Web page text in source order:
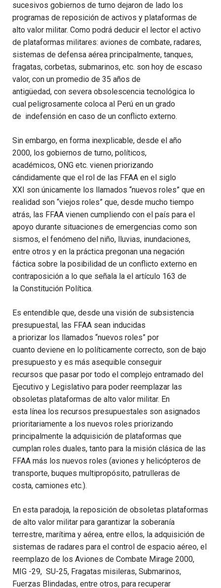
sucesivos gobiernos de turno dejaron de lado los
programas de reposición de activos y plataformas de
alto valor militar. Como podrá deducir el lector el activo
de plataformas militares: aviones de combate, radares,
sistemas de defensa aérea principalmente, tanques,
fragatas, corbetas, submarinos, etc. son hoy de escaso
valor, con un promedio de 35 años de
antigüedad, con severa obsolescencia tecnológica lo
cual peligrosamente coloca a l Perú en un grado
de indefensión en caso de un conflicto externo.
Sin embargo, en forma inexplicable, desde el año
2000, los gobiernos de turno, políticos,
académicos, ONG etc. vienen priorizando
cándidamente que el rol de las FFAA en el siglo
XXI son únicamente los llamados “nuevos roles” que en
realidad son “viejos roles” que, desde mucho tiempo
atrás, las FFAA vienen cumpliendo con el país para el
apoyo durante situaciones de emergencias como son
sismos, el fenómeno del niño, lluvias, inundaciones,
entre otros y en la práctica pregonan una negación
fáctica sobre la posibilidad de un conflicto externo en
contraposición a lo que señala la el artículo 163 de
la Constitución Política.
Es entendible que, desde una visión de subsistencia
presupuestal , las FFAA sean inducidas
a priorizar los llamados “nuevos roles” por
cuanto deviene en lo políticamente correcto, son de bajo
presupuesto y es más asequible conseguir
recursos que pasar por todo el complejo entramado del
Ejecutivo y Legislativo para poder reemplazar las
obsoletas plataformas de alto valor militar. En
esta línea los recursos presupuestales son asignados
prioritariamente a los nuevos roles priorizando
principalmente la adquisición de plataformas que
cumplan roles duales, tanto para la misión clásica de las
FFAA más los nuevos roles (aviones y helicópteros de
transporte, buques multipropósito, patrulleras de
costa, camiones etc.).
En esta paradoja, la reposición de obsoletas plataformas
de alto valor militar para garantizar la soberanía
terrestre, marítima y aérea, entre ellos, la adquisición de
sistemas de radares para el control de espacio aéreo, el
reemplazo de los Aviones de Combate Mirage 2000,
MIG -29, SU-25, Fragatas misileras, Submarinos,
Fuerzas Blindadas, entre otros, para recuperar